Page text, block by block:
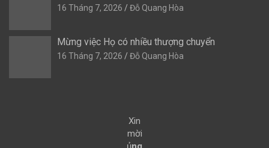
16 Tháng 7, 2026 Đỗ Quang Hòa
Mừng việc Họ có nhiều thượng chuyển
16 Tháng 7, 2026 Đỗ Quang Hòa
Xin
mời